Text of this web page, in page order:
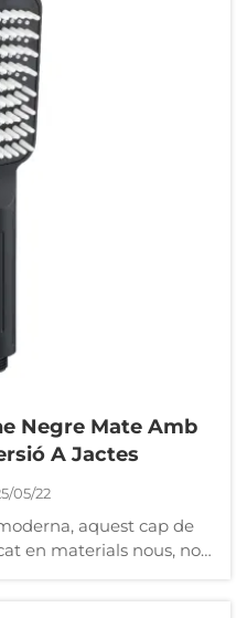
Negre Mate Amb
A Jactes
05/22
aquest cap de
en materials nous, no